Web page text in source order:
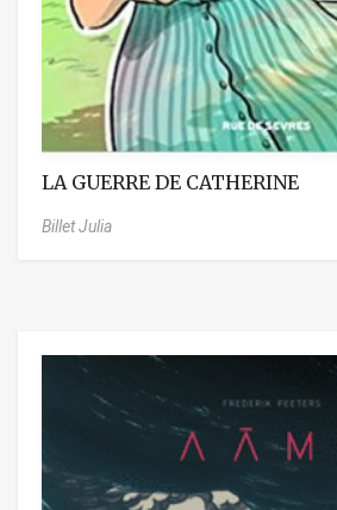
LA GUERRE DE CATHERINE
Billet Julia